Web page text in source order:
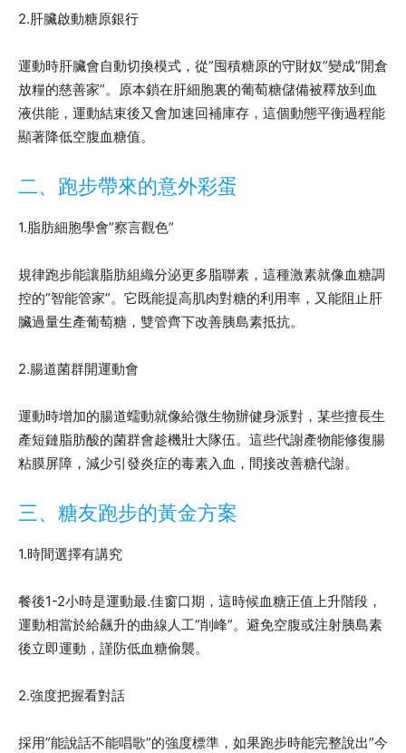
2.肝臟啟動糖原銀行
運動時肝臟會自動切換模式，從”囤積糖原的守財奴”變成”開倉
放糧的慈善家”。原本鎖在肝細胞裏的葡萄糖儲備被釋放到血
液供能，運動結束後又會加速回補庫存，這個動態平衡過程能
顯著降低空腹血糖值。
二、跑步帶來的意外彩蛋
1.脂肪細胞學會”察言觀色”
規律跑步能讓脂肪組織分泌更多脂聯素，這種激素就像血糖調
控的”智能管家”。它既能提高肌肉對糖的利用率，又能阻止肝
臟過量生產葡萄糖，雙管齊下改善胰島素抵抗。
2.腸道菌群開運動會
運動時增加的腸道蠕動就像給微生物辦健身派對，某些擅長生
產短鏈脂肪酸的菌群會趁機壯大隊伍。這些代謝產物能修復腸
粘膜屏障，減少引發炎症的毒素入血，間接改善糖代謝。
三、糖友跑步的黃金方案
1.時間選擇有講究
餐後1-2小時是運動最.佳窗口期，這時候血糖正值上升階段，
運動相當於給飆升的曲線人工”削峰”。避免空腹或注射胰島素
後立即運動，謹防低血糖偷襲。
2.強度把握看對話
採用”能說話不能唱歌”的強度標準，如果跑步時能完整說出”今